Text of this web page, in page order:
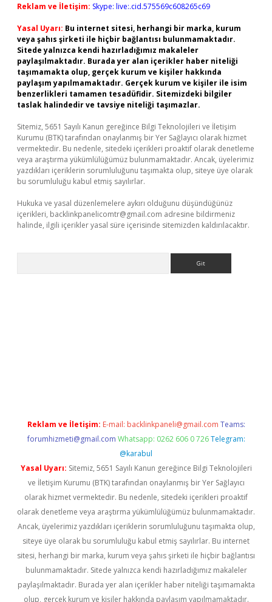
Reklam ve İletişim: Skype: live:.cid.575569c608265c69
Yasal Uyarı: Bu internet sitesi, herhangi bir marka, kurum
veya şahıs şirketi ile hiçbir bağlantısı bulunmamaktadır.
Sitede yalnızca kendi hazırladığımız makaleler
paylaşılmaktadır. Burada yer alan içerikler haber niteliği
taşımamakta olup, gerçek kurum ve kişiler hakkında
paylaşım yapılmamaktadır. Gerçek kurum ve kişiler ile isim
benzerlikleri tamamen tesadüfidir. Sitemizdeki bilgiler
taslak halindedir ve tavsiye niteliği taşımazlar.
Sitemiz, 5651 Sayılı Kanun gereğince Bilgi Teknolojileri ve İletişim
Kurumu (BTK) tarafından onaylanmış bir Yer Sağlayıcı olarak hizmet
vermektedir. Bu nedenle, sitedeki içerikleri proaktif olarak denetleme
veya araştırma yükümlülüğümüz bulunmamaktadır. Ancak, üyelerimiz
yazdıkları içeriklerin sorumluluğunu taşımakta olup, siteye üye olarak
bu sorumluluğu kabul etmiş sayılırlar.
Hukuka ve yasal düzenlemelere aykırı olduğunu düşündüğünüz
içerikleri, backlinkpanelicomtr@gmail.com adresine bildirmeniz
halinde, ilgili içerikler yasal süre içerisinde sitemizden kaldırılacaktır.
Reklam ve İletişim: E-mail: backlinkpaneli@gmail.com Teams:
forumhizmeti@gmail.com Whatsapp: 0262 606 0 726 Telegram:
@karabul
Yasal Uyarı: Sitemiz, 5651 Sayılı Kanun gereğince Bilgi Teknolojileri
ve İletişim Kurumu (BTK) tarafından onaylanmış bir Yer Sağlayıcı
olarak hizmet vermektedir. Bu nedenle, sitedeki içerikleri proaktif
olarak denetleme veya araştırma yükümlülüğümüz bulunmamaktadır.
Ancak, üyelerimiz yazdıkları içeriklerin sorumluluğunu taşımakta olup,
siteye üye olarak bu sorumluluğu kabul etmiş sayılırlar. Bu internet
sitesi, herhangi bir marka, kurum veya şahıs şirketi ile hiçbir bağlantısı
bulunmamaktadır. Sitede yalnızca kendi hazırladığımız makaleler
paylaşılmaktadır. Burada yer alan içerikler haber niteliği taşımamakta
olup, gerçek kurum ve kişiler hakkında paylaşım yapılmamaktadır.